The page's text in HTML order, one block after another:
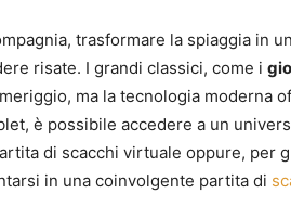
trasformare la spiaggia in
risate. I grandi classici, come i
ma la tecnologia moderna
è possibile accedere a un
di scacchi virtuale oppure, per
in una coinvolgente partita di